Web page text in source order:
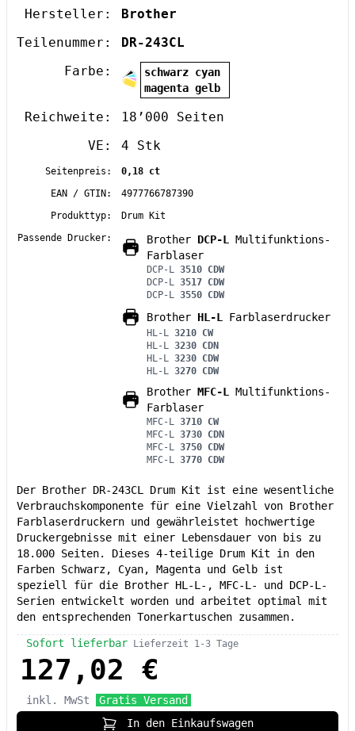
Hersteller:
Brother
Teilenummer:
DR-243CL
Farbe:
schwarz cyan
magenta gelb
Reichweite:
18’000 Seiten
VE:
4 Stk
Seitenpreis:
0,18 ct
EAN / GTIN:
4977766787390
Produkttyp:
Drum Kit
Passende Drucker:
Brother DCP-L
Multifunktions-
Farblaser
DCP-L 3510 CDW
DCP-L 3517 CDW
DCP-L 3550 CDW
Brother HL-L Farblaserdrucker
HL-L 3210 CW
HL-L 3230 CDN
HL-L 3230 CDW
HL-L 3270 CDW
Brother MFC-L
Multifunktions-
Farblaser
MFC-L 3710 CW
MFC-L 3730 CDN
MFC-L 3750 CDW
MFC-L 3770 CDW
Der Brother DR-243CL Drum Kit ist eine wesentliche
Verbrauchskomponente für eine Vielzahl von Brother
Farblaserdruckern und gewährleistet hochwertige
Druckergebnisse mit einer Lebensdauer von bis zu
18.000 Seiten. Dieses 4-teilige Drum Kit in den
Farben Schwarz, Cyan, Magenta und Gelb ist
speziell für die Brother HL-L-, MFC-L- und DCP-L-
Serien entwickelt worden und arbeitet optimal mit
den entsprechenden Tonerkartuschen zusammen.
Sofort lieferbar Lieferzeit 1-3 Tage
127,02 €
inkl. MwSt
Gratis Versand
In den Einkaufswagen